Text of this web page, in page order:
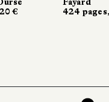
20 €
20 €
160